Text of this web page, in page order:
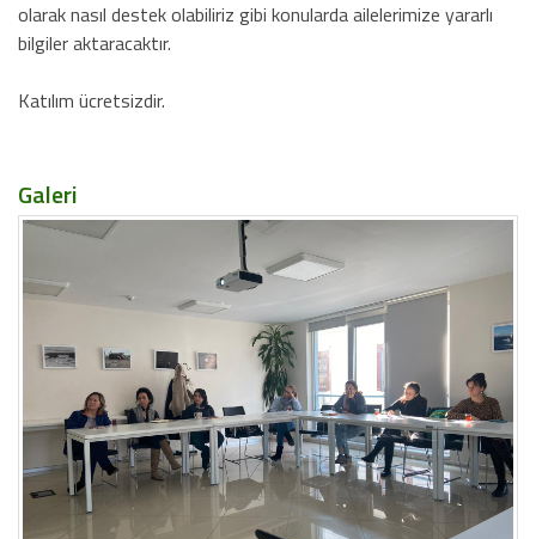
olarak nasıl destek olabiliriz gibi konularda ailelerimize yararlı
bilgiler aktaracaktır.
Katılım ücretsizdir.
Galeri